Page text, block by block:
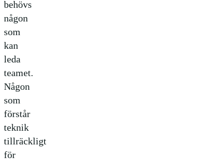
behövs
någon
som
kan
leda
teamet.
Någon
som
förstår
teknik
tillräckligt
för